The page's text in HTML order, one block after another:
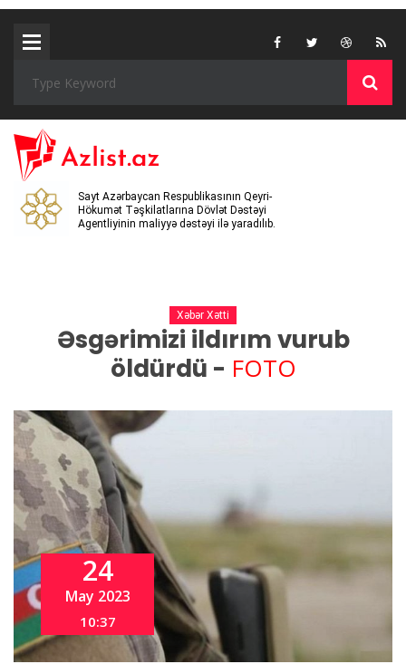
Sayt Azərbaycan Respublikasının Qeyri-
Hökumət Təşkilatlarına Dövlət Dəstəyi
Agentliyinin maliyyə dəstəyi ilə yaradılıb.
Xəbər Xətti
Əsgərimizi ildırım vurub
öldürdü - FOTO
24
May 2023
10:37